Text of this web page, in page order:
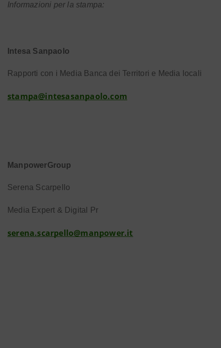
Informazioni per la stampa:
Intesa Sanpaolo
Rapporti con i Media Banca dei Territori e Media locali
stampa@intesasanpaolo.com
ManpowerGroup
Serena Scarpello
Media Expert & Digital Pr
serena.scarpello@manpower.it